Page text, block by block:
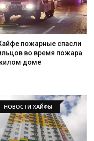
пожарные спасли
во время пожара
доме
НОВОСТИ ХАЙФЫ